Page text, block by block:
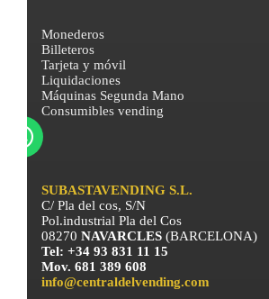
Monederos
Billeteros
Tarjeta y móvil
Liquidaciones
Máquinas Segunda Mano
Consumibles vending
SUBASTAVENDING S.L.
C/ Pla del cos, S/N
Pol.industrial Pla del Cos
08270NAVARCLES(BARCELONA)
Tel: +34 93 831 11 15
Mov. 681 389 608
info@centraldelvending.com